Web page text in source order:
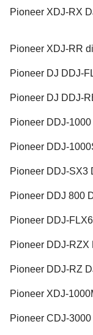
Pioneer XDJ-RX
Pioneer XDJ-RR
Pioneer DJ DDJ-
Pioneer DJ DDJ-
Pioneer DDJ-
Pioneer DDJ-
Pioneer DDJ-SX3
Pioneer DDJ 800
Pioneer DDJ-
Pioneer DDJ-RZX
Pioneer DDJ-RZ
Pioneer XDJ-
Pioneer CDJ-